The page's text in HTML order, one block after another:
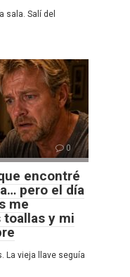
sala. Salí del
0
encontré
pero el día
me
toallas y mi
La vieja llave seguía